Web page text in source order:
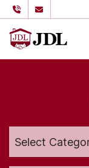
多伦多嘉